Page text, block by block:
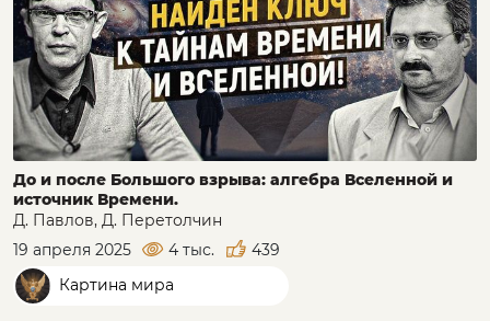
До и после Большого взрыва: алгебра Вселенной и
источник Времени.
Д. Павлов, Д. Перетолчин
19 апреля 2025
4 тыс.
439
Картина мира